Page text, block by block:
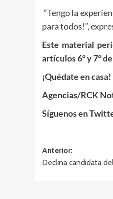
“Tengo la
para todos!”,
Este material
artículos 6° y 7°
¡Quédate en casa!
Agencias/RCK
Síguenos en
Navegación
de
Anterior:
Declina candidata